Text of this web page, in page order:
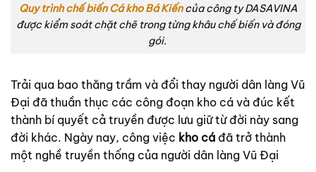
Quy trình chế biến Cá kho Bá Kiếncủa công ty DASAVINA
được kiểm soát chặt chẽ trong từng khâu chế biến và đóng
gói.
Trải qua bao thăng trầm và đổi thay người dân làng Vũ
Đại đã thuần thục các công đoạn kho cá và đúc kết
thành bí quyết cả truyền được lưu giữ từ đời này sang
đời khác. Ngày nay, công việc kho cá đã trở thành
một nghề truyền thống của người dân làng Vũ Đại